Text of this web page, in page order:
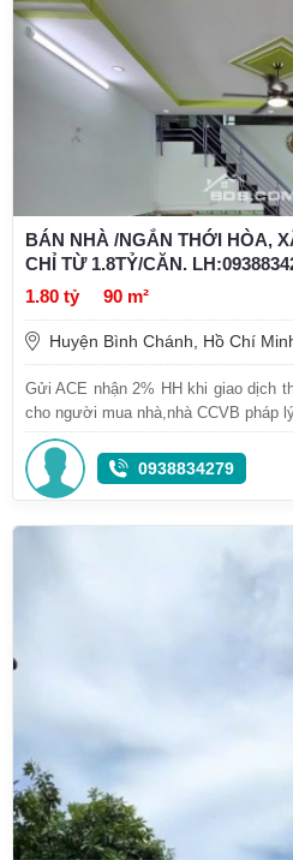
BÁN NHÀ /NGẮN THỚI HÒA,
CHỈ TỪ 1.8TỶ/CĂN.
1.80 tỷ
90 m²
Huyện Bình Chánh, Hồ Chí
Gửi ACE nhận 2% HH khi giao dịch
cho người mua nhà,nhà CCVB pháp
0938834279